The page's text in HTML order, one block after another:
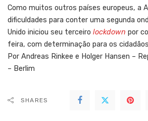
Como muitos outros países europeus, a
dificuldades para conter uma segunda
Unido iniciou seu terceiro lockdown por
feira, com determinação para os
Por Andreas Rinkee e Holger Hansen –
– Berlim
SHARES